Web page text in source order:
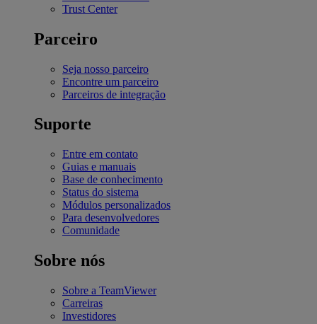
Trust Center
Parceiro
Seja nosso parceiro
Encontre um parceiro
Parceiros de integração
Suporte
Entre em contato
Guias e manuais
Base de conhecimento
Status do sistema
Módulos personalizados
Para desenvolvedores
Comunidade
Sobre nós
Sobre a TeamViewer
Carreiras
Investidores